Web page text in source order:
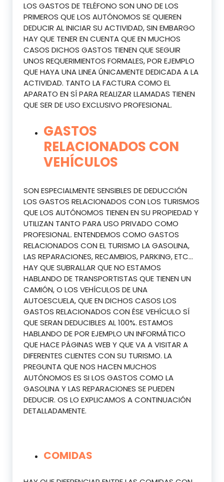
LOS GASTOS DE TELÉFONO SON UNO DE LOS
PRIMEROS QUE LOS AUTÓNOMOS SE QUIEREN
DEDUCIR AL INICIAR SU ACTIVIDAD, SIN EMBARGO
HAY QUE TENER EN CUENTA QUE EN MUCHOS
CASOS DICHOS GASTOS TIENEN QUE SEGUIR
UNOS REQUERIMIENTOS FORMALES, POR EJEMPLO
QUE HAYA UNA LINEA ÚNICAMENTE DEDICADA A LA
ACTIVIDAD. TANTO LA FACTURA COMO EL
APARATO EN SÍ PARA REALIZAR LLAMADAS TIENEN
QUE SER DE USO EXCLUSIVO PROFESIONAL.
GASTOS
RELACIONADOS CON
VEHÍCULOS
SON ESPECIALMENTE SENSIBLES DE DEDUCCIÓN
LOS GASTOS RELACIONADOS CON LOS TURISMOS
QUE LOS AUTÓNOMOS TIENEN EN SU PROPIEDAD Y
UTILIZAN TANTO PARA USO PRIVADO COMO
PROFESIONAL. ENTENDEMOS COMO GASTOS
RELACIONADOS CON EL TURISMO LA GASOLINA,
LAS REPARACIONES, RECAMBIOS, PARKING, ETC…
HAY QUE SUBRALLAR QUE NO ESTAMOS
HABLANDO DE TRANSPORTISTAS QUE TIENEN UN
CAMIÓN, O LOS VEHÍCULOS DE UNA
AUTOESCUELA, QUE EN DICHOS CASOS LOS
GASTOS RELACIONADOS CON ÉSE VEHÍCULO SÍ
QUE SERAN DEDUCIBLES AL 100%. ESTAMOS
HABLANDO DE POR EJEMPLO UN INFORMÁTICO
QUE HACE PÁGINAS WEB Y QUE VA A VISITAR A
DIFERENTES CLIENTES CON SU TURISMO. LA
PREGUNTA QUE NOS HACEN MUCHOS
AUTÓNOMOS ES SI LOS GASTOS COMO LA
GASOLINA Y LAS REPARACIONES SE PUEDEN
DEDUCIR. OS LO EXPLICAMOS A CONTINUACIÓN
DETALLADAMENTE.
COMIDAS